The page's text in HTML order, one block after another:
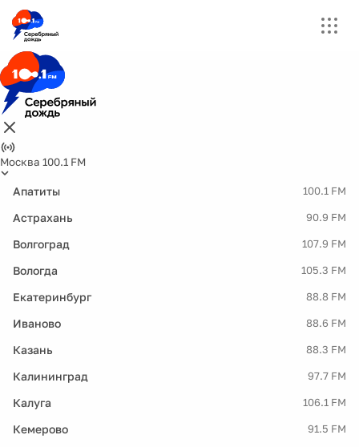
Москва 100.1 FM
Апатиты 100.1 FM
Астрахань 90.9 FM
Волгоград 107.9 FM
Вологда 105.3 FM
Екатеринбург 88.8 FM
Иваново 88.6 FM
Казань 88.3 FM
Калининград 97.7 FM
Калуга 106.1 FM
Кемерово 91.5 FM